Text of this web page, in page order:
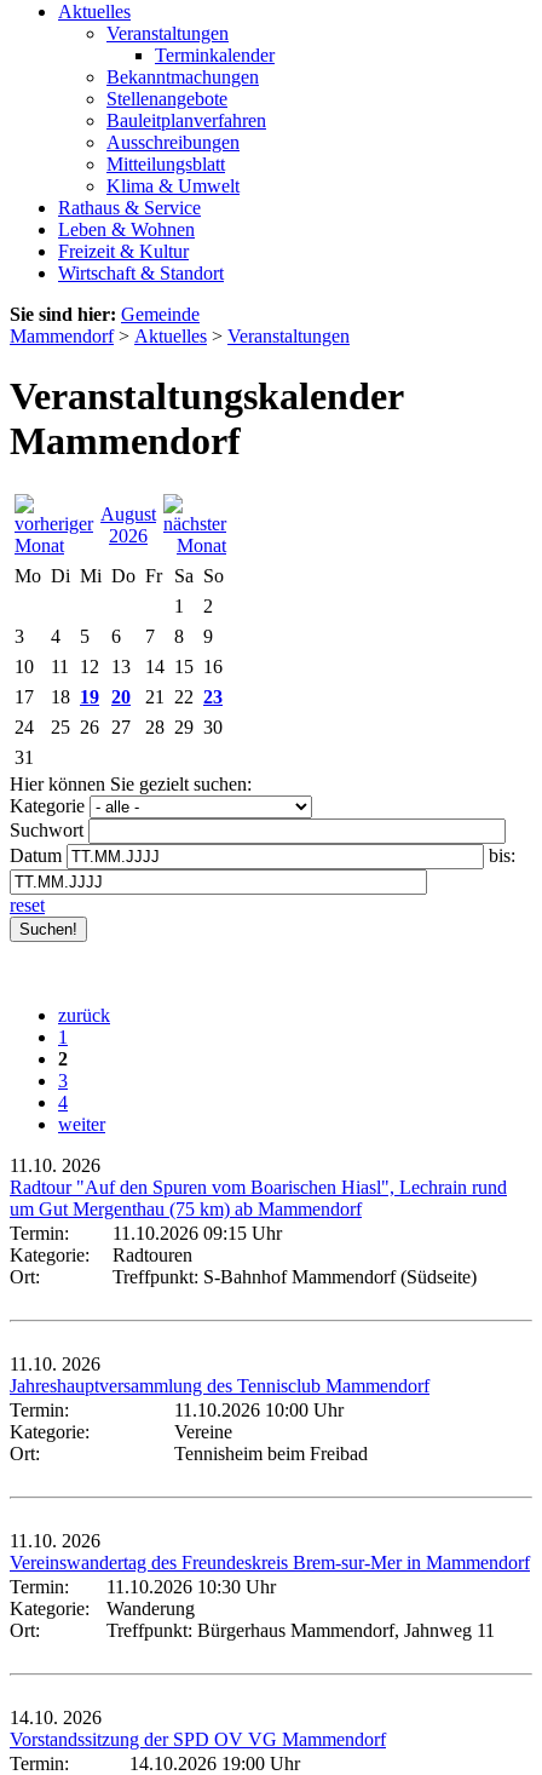
Aktuelles
Veranstaltungen
Terminkalender
Bekanntmachungen
Stellenangebote
Bauleitplanverfahren
Ausschreibungen
Mitteilungsblatt
Klima & Umwelt
Rathaus & Service
Leben & Wohnen
Freizeit & Kultur
Wirtschaft & Standort
Sie sind hier: Gemeinde
Mammendorf> Aktuelles > Veranstaltungen
Veranstaltungskalender
Mammendorf
August
2026
Mo Di Mi Do Fr Sa So
1
2
3
4 5 6 7 8
9
10
11 12 13 14 15 16
17
18 19 20 21 22 23
24
25 26 27 28 29 30
31
Hier können Sie gezielt suchen:
Kategorie
Suchwort
Datum
bis:
reset
zurück
1
2
3
4
weiter
11.10. 2026
Radtour "Auf den Spuren vom Boarischen Hiasl", Lechrain rund
um Gut Mergenthau (75 km) ab Mammendorf
Termin:
11.10.2026 09:15 Uhr
Kategorie:
Radtouren
Ort:
Treffpunkt: S-Bahnhof Mammendorf (Südseite)
11.10. 2026
Jahreshauptversammlung des Tennisclub Mammendorf
Termin:
11.10.2026 10:00 Uhr
Kategorie:
Vereine
Ort:
Tennisheim beim Freibad
11.10. 2026
Vereinswandertag des Freundeskreis Brem-sur-Mer in Mammendorf
Termin:
11.10.2026 10:30 Uhr
Kategorie:
Wanderung
Ort:
Treffpunkt: Bürgerhaus Mammendorf, Jahnweg 11
14.10. 2026
Vorstandssitzung der SPD OV VG Mammendorf
Termin:
14.10.2026 19:00 Uhr